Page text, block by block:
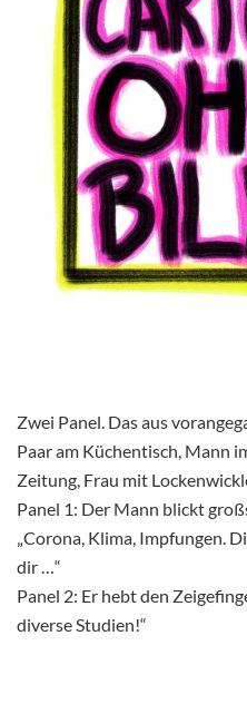
Zwei Panel. Das aus
Paar am Küchentisch, Mann
Zeitung, Frau mit
Panel 1: Der Mann blickt
„Corona, Klima, Impfungen.
dir …“
Panel 2: Er hebt den
diverse Studien!“